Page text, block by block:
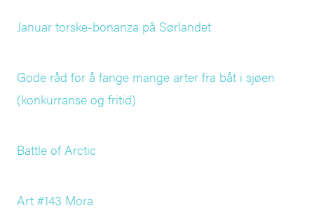
Januar torske-bonanza på Sørlandet
Gode råd for å fange mange arter fra båt i sjøen
(konkurranse og fritid)
Battle of Arctic
Art #143 Mora